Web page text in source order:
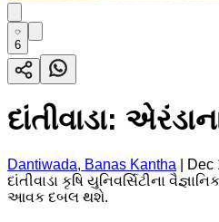
6
દાંતીવાડા:
Dantiwada, Banas Kantha
Dec
દાંતીવાડા કૃષિ યુનિવર્સિટીના
આવક દબલ થશે.